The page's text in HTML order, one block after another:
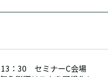
13：30 セミナーC会場